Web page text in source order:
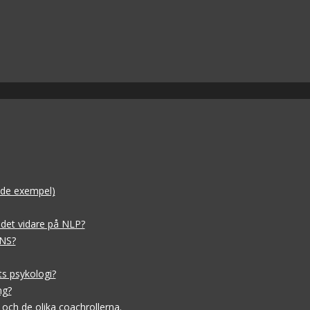
exempel)
vidare på NLP?
psykologi?
de olika coachrollerna.